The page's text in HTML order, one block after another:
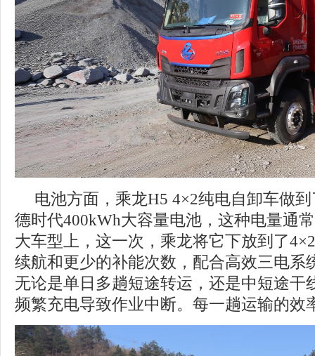
电池方面，乘龙H5 4×2纯电自卸车做
德时代400kWh大容量电池，这种电量通
大车型上，这一次，乘龙将它下放到了
续航和更少的补能次数，配合高效三电系
无论是单日多趟短途转运，还是中短途干
频繁充电导致作业中断。每一趟运输的效